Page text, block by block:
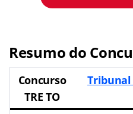
Resumo do
Concurso
TRE TO